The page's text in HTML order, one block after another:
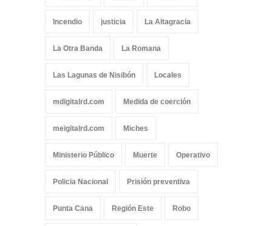
Incendio justicia La Altagracia
La Otra Banda La Romana
Las Lagunas de Nisibón Locales
mdigitalrd.com Medida de coerción
meigitalrd.com Miches
Ministerio Público Muerte Operativo
Policia Nacional Prisión preventiva
Punta Cana Región Este Robo